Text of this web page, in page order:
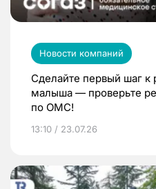
Новости компаний
Сделайте первый шаг
малыша — проверьте
по ОМС!
13:10 / 23.07.26